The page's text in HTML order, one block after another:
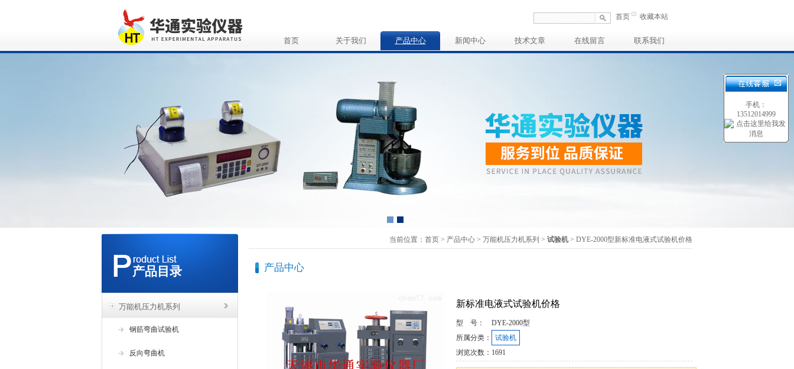
首页 收藏本站
首页 关于我们 产品中心 新闻中心 技术文章 在线留言 联系我们
产品目录
万能机压力机系列
钢筋弯曲试验机
反向弯曲机
当前位置： 首页 > 产品中心 > 万能机压力机系列 > 试验机 > DYE-2000型新标准电液式试验机价格
产品中心
新标准电液式试验机价格
型 号：
DYE-2000型
所属分类：
试验机
浏览次数： 1691
手机：
13512014999